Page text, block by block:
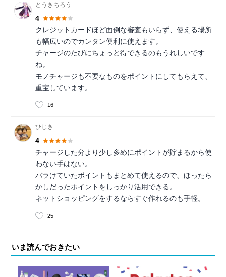
とうきちろう
4
クレジットカードほど面倒な審査もいらず、使える場所
も幅広いのでカンタン便利に使えます。
チャージのたびにちょっと得できるのもうれしいです
ね。
モノチャージも不要なものをポイントにしてもらえて、
重宝しています。
16
ひじき
4
チャージした分より少し多めにポイントが貯まるから使
わない手はない。
バラけていたポイントもまとめて使えるので、ほったら
かしだったポイントをしっかり活用できる。
ネットショッピングをするならすぐ作れるのも手軽。
25
いま読んでおきたい